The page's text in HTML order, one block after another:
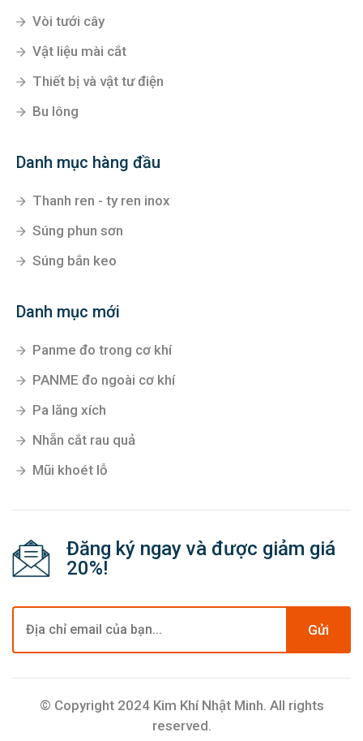
Vòi tưới cây
Vật liệu mài cắt
Thiết bị và vật tư điện
Bu lông
Danh mục hàng đầu
Thanh ren - ty ren inox
Súng phun sơn
Súng bắn keo
Danh mục mới
Panme đo trong cơ khí
PANME đo ngoài cơ khí
Pa lăng xích
Nhẵn cắt rau quả
Mũi khoét lỗ
Đăng ký ngay và được giảm giá
20%!
Gửi
© Copyright 2024 Kim Khí Nhật Minh. All rights
reserved.